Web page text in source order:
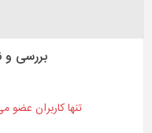
بررسی و
تنها کاربران عضو